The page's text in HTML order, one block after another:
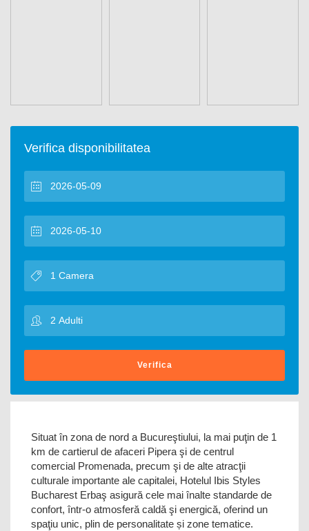
Verifica disponibilitatea
Verifica
Situat în zona de nord a Bucureştiului, la mai puţin de 1
km de cartierul de afaceri Pipera şi de centrul
comercial Promenada, precum şi de alte atracţii
culturale importante ale capitalei, Hotelul Ibis Styles
Bucharest Erbaş asigură cele mai înalte standarde de
confort, într-o atmosferă caldă şi energică, oferind un
spaţiu unic, plin de personalitate și zone tematice.